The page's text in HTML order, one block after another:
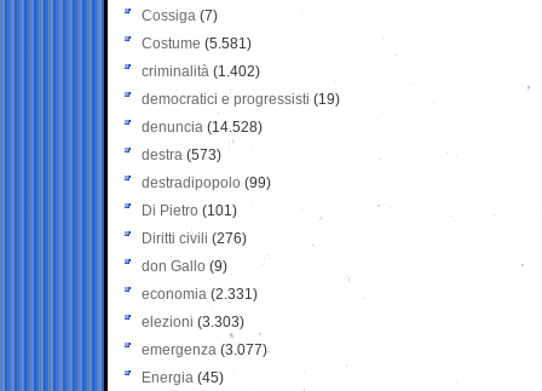
Cossiga (7)
Costume (5.581)
criminalità (1.402)
democratici e progressisti (19)
denuncia (14.528)
destra (573)
destradipopolo (99)
Di Pietro (101)
Diritti civili (276)
don Gallo (9)
economia (2.331)
elezioni (3.303)
emergenza (3.077)
Energia (45)